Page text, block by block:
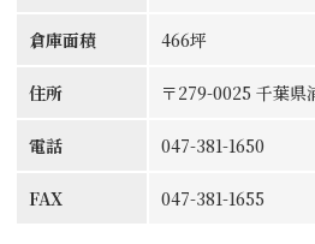
倉庫面積 466坪
住所 〒279-0025 千葉県
電話 047-381-1650
FAX 047-381-1655